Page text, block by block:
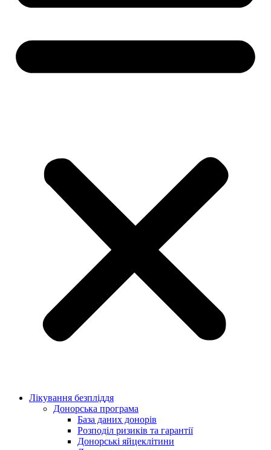
Лікування безпліддя
Донорська програма
База даних донорів
Розподіл ризиків та гарантії
Донорські яйцеклітини